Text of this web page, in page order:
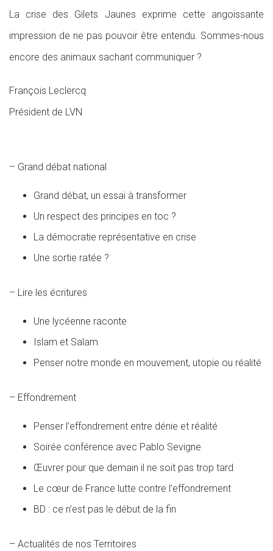
La crise des Gilets Jaunes exprime cette angoissante
impression de ne pas pouvoir être entendu. Sommes-nous
encore des animaux sachant communiquer ?
François Leclercq
Président de LVN
– Grand débat national
Grand débat, un essai à transformer
Un respect des principes en toc ?
La démocratie représentative en crise
Une sortie ratée ?
– Lire les écritures
Une lycéenne raconte
Islam et Salam
Penser notre monde en mouvement, utopie ou réalité
– Effondrement
Penser l’effondrement entre dénie et réalité
Soirée conférence avec Pablo Sevigne
Œuvrer pour que demain il ne soit pas trop tard
Le cœur de France lutte contre l’effondrement
BD : ce n’est pas le début de la fin
– Actualités de nos Territoires